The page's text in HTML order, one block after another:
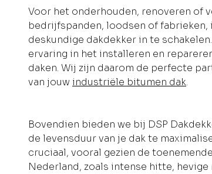
Voor het onderhouden, renoveren of
bedrijfspanden, loodsen of fabrieken,
deskundige dakdekker in te
ervaring in het installeren en
daken. Wij zijn daarom de perfecte
van jouw industriële bitumen dak.
Bovendien bieden we bij DSP
de levensduur van je dak te
cruciaal, vooral gezien de
Nederland, zoals intense hitte,